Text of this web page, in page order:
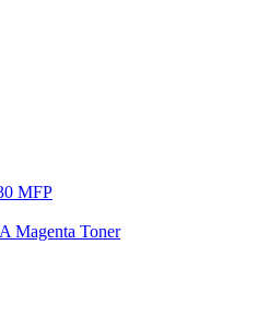
MFP
Magenta Toner